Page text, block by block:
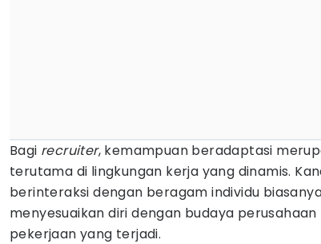
Bagi recruiter, kemampuan beradaptasi
terutama di lingkungan kerja yang dinamis.
berinteraksi dengan beragam individu
menyesuaikan diri dengan budaya
pekerjaan yang terjadi.